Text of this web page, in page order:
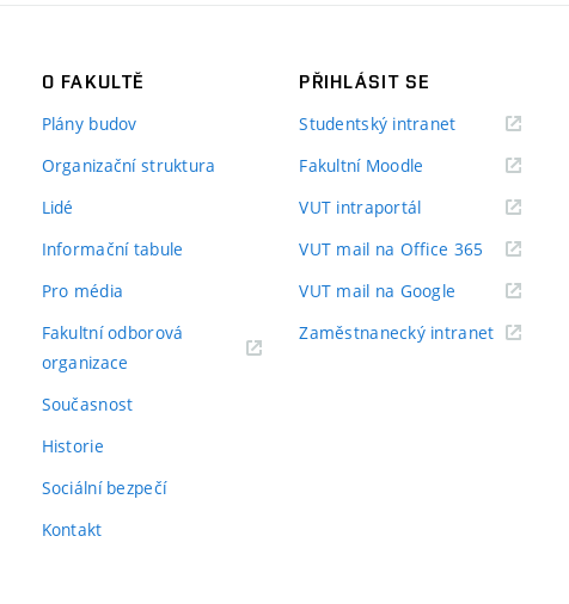
O FAKULTĚ
Plány budov
Organizační struktura
Lidé
Informační tabule
Pro média
Fakultní odborová
organizace
Současnost
Historie
Sociální bezpečí
Kontakt
PŘIHLÁSIT SE
Studentský intranet(externí
Fakultní Moodle
VUT intraportál(externí
VUT mail na Office 365 (externí
VUT mail na Google (externí
Zaměstnanecký intranet(externí